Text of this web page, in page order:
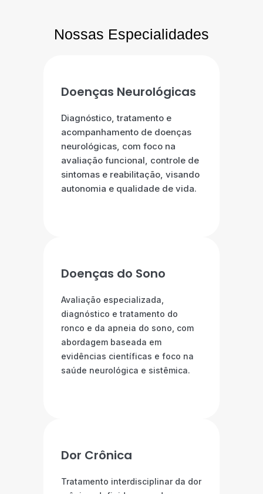
Nossas Especialidades
Doenças Neurológicas
Diagnóstico, tratamento e
acompanhamento de doenças
neurológicas, com foco na
avaliação funcional, controle de
sintomas e reabilitação, visando
autonomia e qualidade de vida.
Doenças do Sono
Avaliação especializada,
diagnóstico e tratamento do
ronco e da apneia do sono, com
abordagem baseada em
evidências científicas e foco na
saúde neurológica e sistêmica.
Dor Crônica
Tratamento interdisciplinar da dor